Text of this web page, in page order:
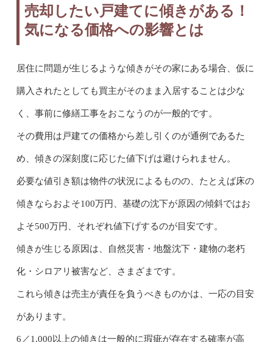
売却したい戸建てに傾きがある！
気になる価格への影響とは
居住に問題が生じるような傾きがその家にある場合、仮に
購入されたとしても買主がそのまま入居することは少な
く、事前に修繕工事をおこなうのが一般的です。
その費用は戸建ての価格から差し引くのが通例であるた
め、傾きの深刻度に応じた値下げは避けられません。
必要な値引き額は物件の状況によるものの、たとえば床の
傾きならおよそ100万円、基礎の沈下が原因の傾斜ではお
よそ500万円、それぞれ値下げするのが目安です。
傾きが生じる原因は、自然災害・地盤沈下・建物の老朽
化・シロアリ被害など、さまざまです。
これら傾きは売主が責任を負うべきものかは、一応の目安
があります。
6／1,000以上の傾きは一般的に瑕疵が存在する確率が高